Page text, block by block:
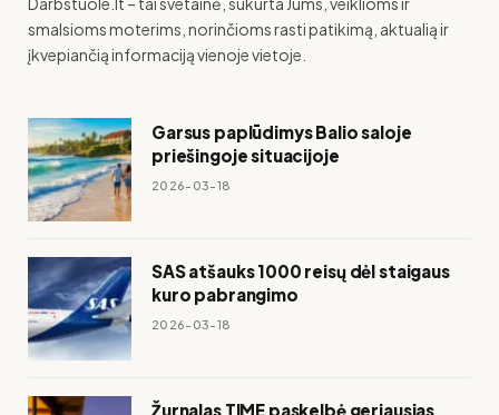
smalsioms moterims, norinčioms rasti patikimą, aktualią ir
įkvepiančią informaciją vienoje vietoje.
Garsus paplūdimys Balio saloje
priešingoje situacijoje
2026-03-18
SAS atšauks 1000 reisų dėl staigaus
kuro pabrangimo
2026-03-18
Žurnalas TIME paskelbė geriausias